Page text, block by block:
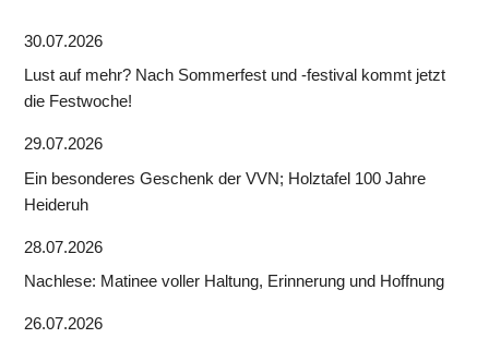
30.07.2026
Lust auf mehr? Nach Sommerfest und -festival kommt jetzt
die Festwoche!
29.07.2026
Ein besonderes Geschenk der VVN; Holztafel 100 Jahre
Heideruh
28.07.2026
Nachlese: Matinee voller Haltung, Erinnerung und Hoffnung
26.07.2026